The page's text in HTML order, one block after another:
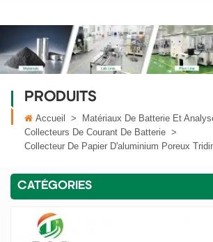
PRODUITS
Accueil > Matériaux De Batterie Et
Collecteurs De Courant De Batterie >
Collecteur De Papier D'aluminium Poreux
CATÉGORIES